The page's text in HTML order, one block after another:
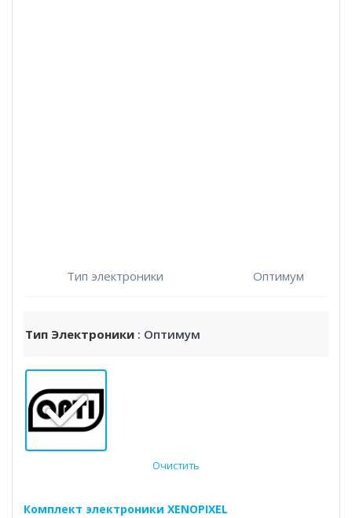
Тип электроники Оптимум
Тип Электроники : Оптимум
Очистить
Комплект электроники XENOPIXEL